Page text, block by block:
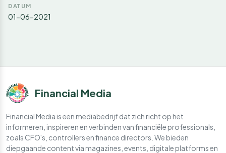
DATUM
01-06-2021
Financial Media
Financial Media is een mediabedrijf dat zich richt op het
informeren, inspireren en verbinden van financiële professionals,
zoals CFO's, controllers en finance directors. We bieden
diepgaande content via magazines, events, digitale platforms en